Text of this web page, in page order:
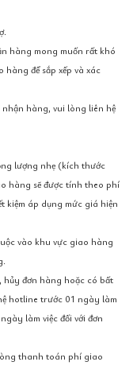
hàng mong muốn rất khó
để sắp xếp và xác
hàng, vui lòng liên hệ
lượng nhẹ (kích thước
hàng sẽ được tính theo phí
kiệm áp dụng mức giá hiện
vào khu vực giao hàng
đơn hàng hoặc có bất
hotline trước 01 ngày làm
làm việc đối với đơn
thanh toán phí giao